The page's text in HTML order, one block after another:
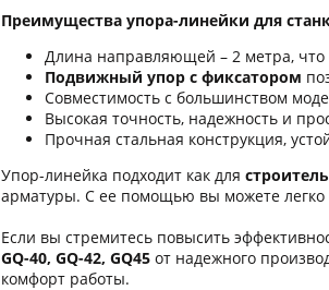
Преимущества упора-линейки для
Длина направляющей – 2 метра,
Подвижный упор с фиксатором
Совместимость с большинством
Высокая точность, надежность и
Прочная стальная конструкция,
Упор-линейка подходит как для
арматуры. С ее помощью вы можете легко
Если вы стремитесь повысить
GQ-40, GQ-42, GQ45 от надежного
комфорт работы.